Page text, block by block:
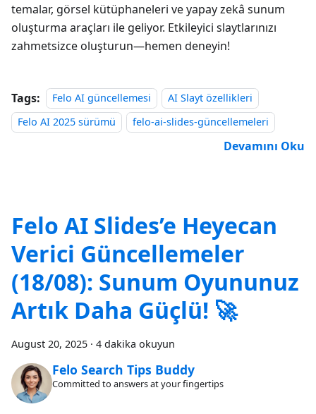
temalar, görsel kütüphaneleri ve yapay zekâ sunum
oluşturma araçları ile geliyor. Etkileyici slaytlarınızı
zahmetsizce oluşturun—hemen deneyin!
Tags: Felo AI güncellemesi
AI Slayt özellikleri
Felo AI 2025 sürümü
felo-ai-slides-güncellemeleri
Devamını Oku
Felo AI Slides’e Heyecan
Verici Güncellemeler
(18/08): Sunum Oyununuz
Artık Daha Güçlü! 🚀
August 20, 2025 · 4 dakika okuyun
Felo Search Tips Buddy
Committed to answers at your fingertips